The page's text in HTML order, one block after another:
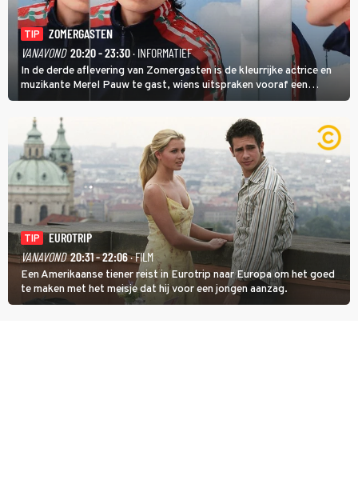
TIP
ZOMERGASTEN
VANAVOND 20:20 - 23:30· INFORMATIEF
In de derde aflevering van Zomergasten is de kleurrijke actrice en
muzikante Merel Pauw te gast, wiens uitspraken vooraf een
boeiende avond beloven: 'Mijn ideale televisieavond is zoals mijn
identiteit: grenzeloos, absurd en vol angsten'.
TIP
EUROTRIP
VANAVOND 20:31 - 22:06· FILM
Een Amerikaanse tiener reist in Eurotrip naar Europa om het goed
te maken met het meisje dat hij voor een jongen aanzag.